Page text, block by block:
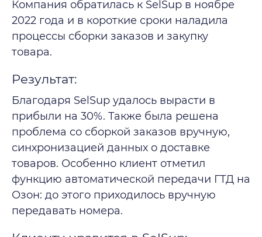
Компания обратилась к SelSup в ноябре
2022 года и в короткие сроки наладила
процессы сборки заказов и закупку
товара.
Результат:
Благодаря SelSup удалось вырасти в
прибыли на 30%. Также была решена
проблема со сборкой заказов вручную,
синхронизацией данных о доставке
товаров. Особенно клиент отметил
функцию автоматической передачи ГТД на
Озон: до этого приходилось вручную
передавать номера.